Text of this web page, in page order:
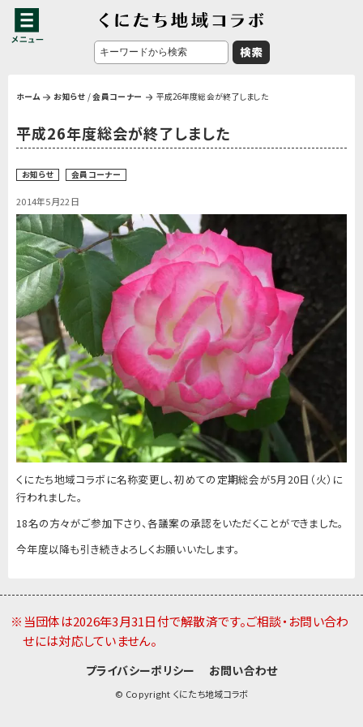
ホーム お知らせ /会員コーナー 平成26年度総会が終了しました
平成26年度総会が終了しました
お知らせ 会員コーナー
2014年5月22日
くにたち地域コラボに名称変更し、初めての定期総会が5月20日（火）に
行われました。
18名の方々がご参加下さり、各議案の承認をいただくことができました。
今年度以降も引き続きよろしくお願いいたします。
※当団体は2026年3月31日付で解散済です。ご相談・お問い合わ
せには対応していません。
プライバシーポリシー お問い合わせ
© Copyright くにたち地域コラボ